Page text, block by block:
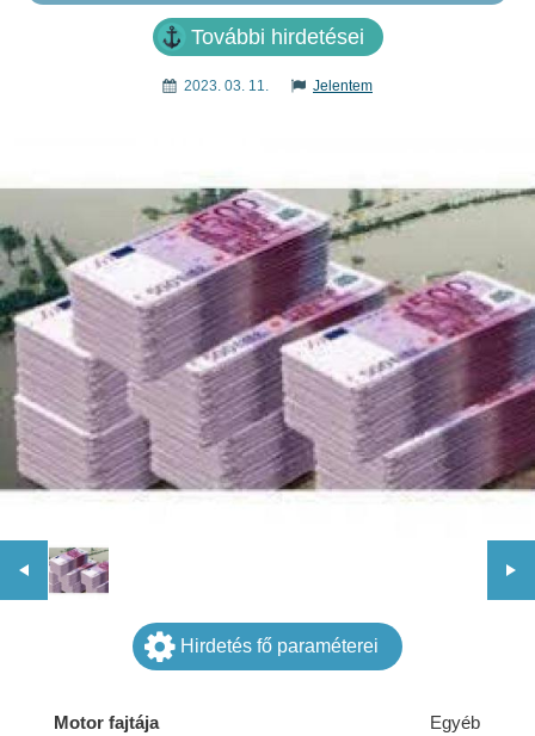
További hirdetései
2023. 03. 11. Jelentem
Hirdetés fő paraméterei
Motor fajtája
Egyéb